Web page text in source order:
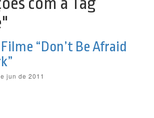
“Don’t Be Afraid
jun de 2011